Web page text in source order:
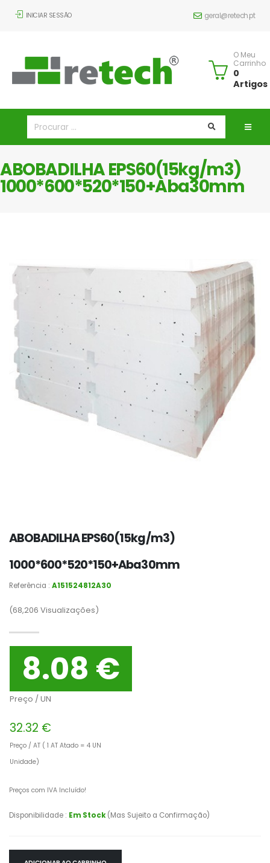
INICIAR SESSÃO geral@retech.pt
O Meu
Carrinho
0
Artigos
ABOBADILHA EPS60(15kg/m3)
1000*600*520*150+Aba30mm
ABOBADILHA EPS60(15kg/m3)
1000*600*520*150+Aba30mm
Referência : A151524812A30
(68,206 Visualizações)
8.08 €
Preço / UN
32.32 €
Preço / AT ( 1 AT Atado = 4 UN
Unidade)
Preços com IVA Incluído!
Disponibilidade : Em Stock(Mas Sujeito a Confirmação)